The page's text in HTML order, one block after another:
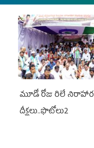
మూడో రోజు రిలే నిరాహార
దీక్షలు..ఫొటోలు2